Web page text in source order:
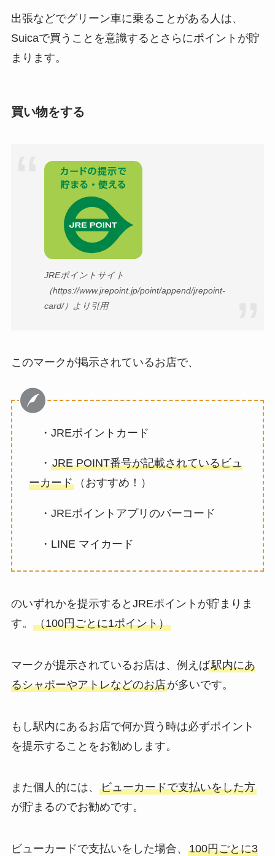
出張などでグリーン車に乗ることがある人は、
Suicaで買うことを意識するとさらにポイントが貯
まります。
買い物をする
JREポイントサイト
（https://www.jrepoint.jp/point/append/jrepoint-
card/）より引用
このマークが掲示されているお店で、
・JREポイントカード
・ JRE POINT番号が記載されているビュ
ーカード（おすすめ！）
・JREポイントアプリのバーコード
・LINE マイカード
のいずれかを提示するとJREポイントが貯まりま
す。 （100円ごとに1ポイント）
マークが提示されているお店は、例えば駅内にあ
るシャポーやアトレなどのお店が多いです。
もし駅内にあるお店で何か買う時は必ずポイント
を提示することをお勧めします。
また個人的には、 ビューカードで支払いをした方
が貯まるのでお勧めです。
ビューカードで支払いをした場合、 100円ごとに3